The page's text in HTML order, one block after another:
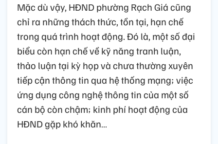
Mặc dù vậy, HĐND phường Rạch Giá cũng
chỉ ra những thách thức, tồn tại, hạn chế
trong quá trình hoạt động. Đó là, một số đại
biểu còn hạn chế về kỹ năng tranh luận,
thảo luận tại kỳ họp và chưa thường xuyên
tiếp cận thông tin qua hệ thống mạng; việc
ứng dụng công nghệ thông tin của một số
cán bộ còn chậm; kinh phí hoạt động của
HĐND gặp khó khăn…